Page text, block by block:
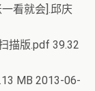
看就会].邱庆
描版.pdf 39.32
MB 2013-06-